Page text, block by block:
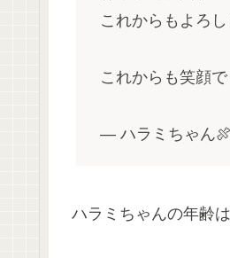
これからもよろ
これからも笑顔
— ハラミちゃん
ハラミちゃんの年齢は